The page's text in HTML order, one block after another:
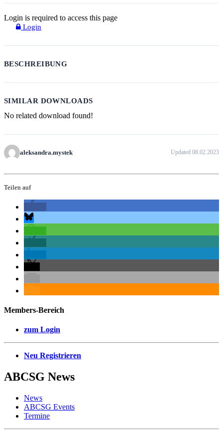
Login is required to access this page
Login
BESCHREIBUNG
SIMILAR DOWNLOADS
No related download found!
aleksandra.mystek Updated 08.02.2023
Teilen auf
Members-Bereich
zum Login
Neu Registrieren
ABCSG News
News
ABCSG Events
Termine